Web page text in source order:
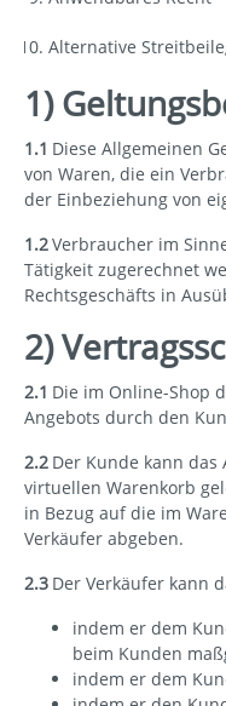
Alternative
1)
1.1 Diese Allgemeinen
von Waren, die ein
der Einbeziehung von
1.2Verbraucher im
Tätigkeit zugerechnet
Rechtsgeschäfts in
2)
2.1 Die im Online-Shop
Angebots durch den
2.2 Der Kunde kann
virtuellen Warenkorb
in Bezug auf die im
Verkäufer abgeben.
2.3 Der Verkäufer kann
indem er dem
beim Kunden
indem er dem